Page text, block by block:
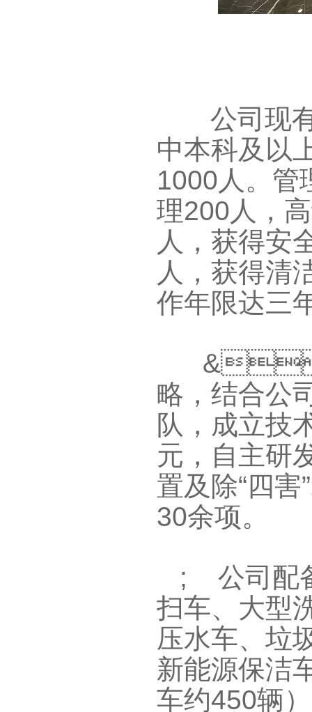
公司现
中本科及以
1000人。管
理200人，
人，获得安全
人，获得清洁
作年限达三
略，结合公
队，成立技
元，自主研发
置及除“四
30余项。
; 公
扫车、大型
压水车、垃
新能源保洁
车约450辆